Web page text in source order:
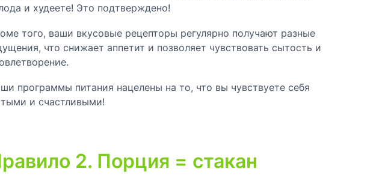
и худеете! Это подтверждено!
того, ваши вкусовые рецепторы регулярно получают разные
что снижает аппетит и позволяет чувствовать сытость и
программы питания нацелены на то, что вы чувствуете себя
и счастливыми!
2. Порция = стакан